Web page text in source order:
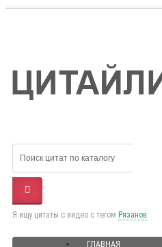
Я ищу цитаты с видео с тегом Рязанов
ГЛАВНАЯ